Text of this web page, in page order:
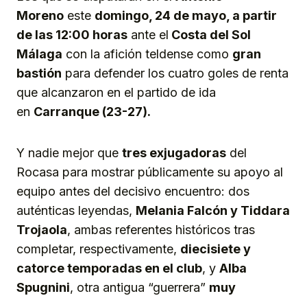
Moreno este domingo, 24 de mayo, a partir
de las 12:00 horas ante el Costa del Sol
Málaga con la afición teldense como gran
bastión para defender los cuatro goles de renta
que alcanzaron en el partido de ida
en Carranque (23-27).
Y nadie mejor que tres exjugadoras del
Rocasa para mostrar públicamente su apoyo al
equipo antes del decisivo encuentro: dos
auténticas leyendas, Melania Falcón y Tiddara
Trojaola, ambas referentes históricos tras
completar, respectivamente, diecisiete y
catorce temporadas en el club, y Alba
Spugnini, otra antigua “guerrera” muy